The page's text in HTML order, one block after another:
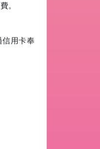
。
用卡奉